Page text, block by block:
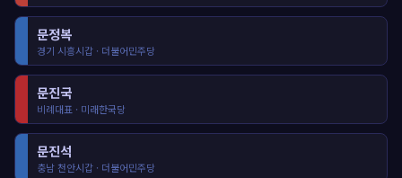
문정복
경기 시흥시갑 · 더불어민주당
문진국
비례대표 · 미래한국당
문진석
충남 천안시갑 · 더불어민주당